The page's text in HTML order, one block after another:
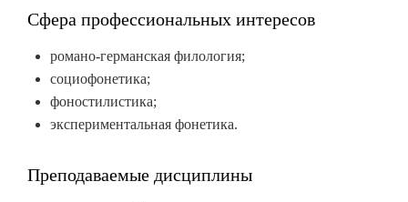
Сфера профессиональных интересов
романо-германская филология;
социофонетика;
фоностилистика;
экспериментальная фонетика.
Преподаваемые дисциплины